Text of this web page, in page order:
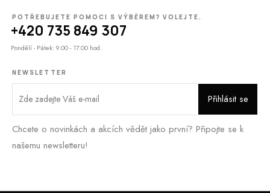
POTŘEBUJETE POMOCI S VÝBĚREM? VOLEJTE.
+420 735 849 307
Pondělí - Pátek: 9.00 - 17.00 hod.
NEWSLETTER
Chcete o novinkách a akcích vědět jako první? Připojte se k
našemu newsletteru!